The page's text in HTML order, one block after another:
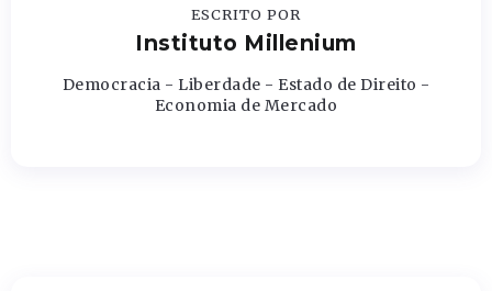
ESCRITO POR
Instituto Millenium
Democracia - Liberdade - Estado de Direito -
Economia de Mercado